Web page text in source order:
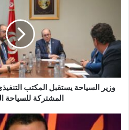
وزير السياحة يستقبل المكتب
المشتركة للسياحة